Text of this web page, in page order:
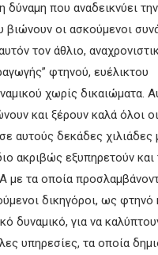
δύναμη που αναδεικνύει την
βιώνουν οι ασκούμενοι
τον άθλιο,
φτηνού, ευέλικτου
χωρίς δικαιώματα.
και ξέρουν καλά όλοι οι
αυτούς δεκάδες χιλιάδες
ακριβώς εξυπηρετούν
με τα οποία
δικηγόροι, ως φτηνό
δυναμικό, για να
υπηρεσίες, τα οποία